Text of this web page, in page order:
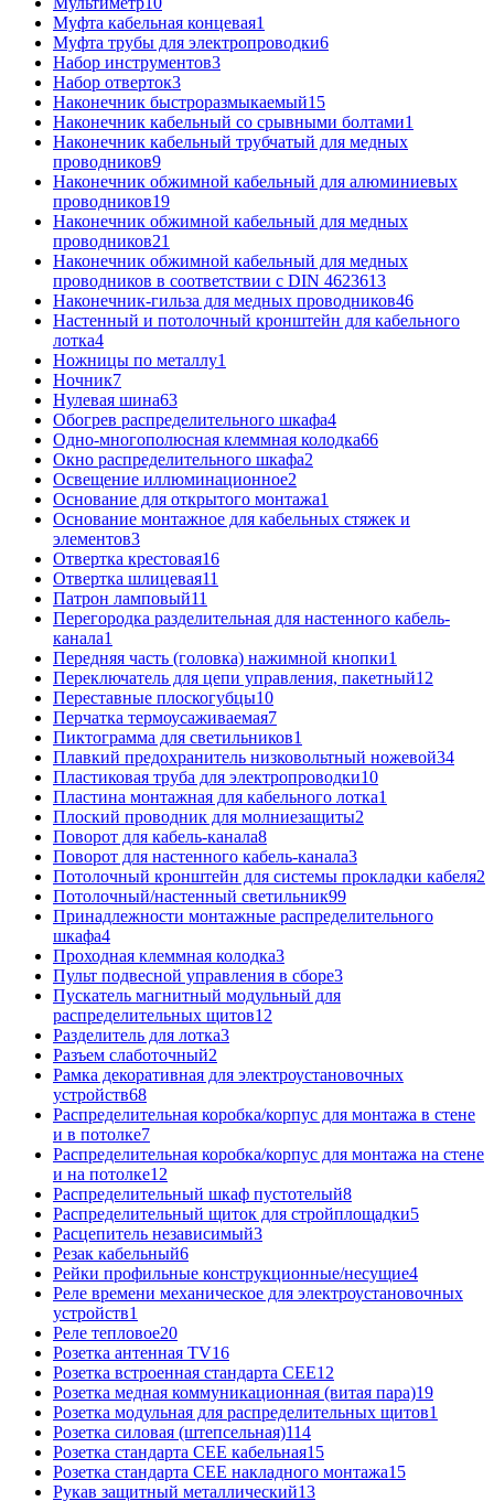
Муфта кабельная концевая1
Муфта трубы для электропроводки6
Набор инструментов3
Набор отверток3
Наконечник быстроразмыкаемый15
Наконечник кабельный со срывными болтами1
Наконечник кабельный трубчатый для медных
проводников9
Наконечник обжимной кабельный для алюминиевых
проводников19
Наконечник обжимной кабельный для медных
проводников21
Наконечник обжимной кабельный для медных
проводников в соответствии с DIN 4623613
Наконечник-гильза для медных проводников46
Настенный и потолочный кронштейн для кабельного
лотка4
Ножницы по металлу1
Ночник7
Нулевая шина63
Обогрев распределительного шкафа4
Одно-многополюсная клеммная колодка66
Окно распределительного шкафа2
Освещение иллюминационное2
Основание для открытого монтажа1
Основание монтажное для кабельных стяжек и
элементов3
Отвертка крестовая16
Отвертка шлицевая11
Патрон ламповый11
Перегородка разделительная для настенного кабель-
канала1
Передняя часть (головка) нажимной кнопки1
Переключатель для цепи управления, пакетный12
Переставные плоскогубцы10
Перчатка термоусаживаемая7
Пиктограмма для светильников1
Плавкий предохранитель низковольтный ножевой34
Пластиковая труба для электропроводки10
Пластина монтажная для кабельного лотка1
Плоский проводник для молниезащиты2
Поворот для кабель-канала8
Поворот для настенного кабель-канала3
Потолочный кронштейн для системы прокладки кабеля2
Потолочный/настенный светильник99
Принадлежности монтажные распределительного
шкафа4
Проходная клеммная колодка3
Пульт подвесной управления в сборе3
Пускатель магнитный модульный для
распределительных щитов12
Разделитель для лотка3
Разъем слаботочный2
Рамка декоративная для электроустановочных
устройств68
Распределительная коробка/корпус для монтажа в стене
и в потолке7
Распределительная коробка/корпус для монтажа на стене
и на потолке12
Распределительный шкаф пустотелый8
Распределительный щиток для стройплощадки5
Расцепитель независимый3
Резак кабельный6
Рейки профильные конструкционные/несущие4
Реле времени механическое для электроустановочных
устройств1
Реле тепловое20
Розетка антенная TV16
Розетка встроенная стандарта CEE12
Розетка медная коммуникационная (витая пара)19
Розетка модульная для распределительных щитов1
Розетка силовая (штепсельная)114
Розетка стандарта СЕЕ кабельная15
Розетка стандарта СЕЕ накладного монтажа15
Рукав защитный металлический13